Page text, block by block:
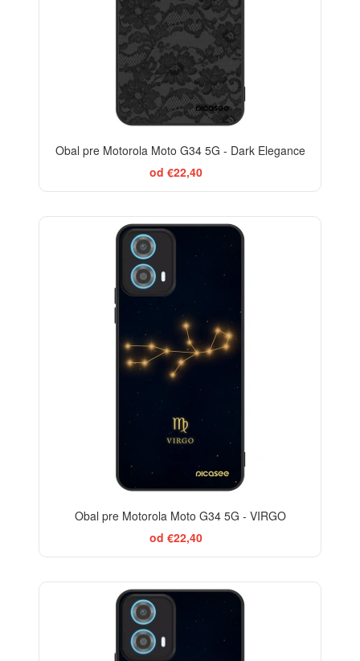
Obal pre Motorola Moto G34 5G - Dark Elegance
od €22,40
Obal pre Motorola Moto G34 5G - VIRGO
od €22,40